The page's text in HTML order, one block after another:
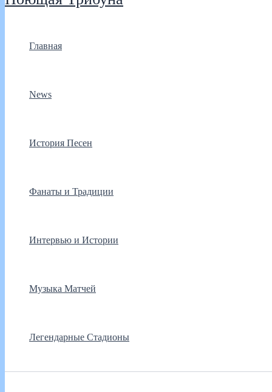
Главная
News
История Песен
Фанаты и Традиции
Интервью и Истории
Музыка Матчей
Легендарные Стадионы